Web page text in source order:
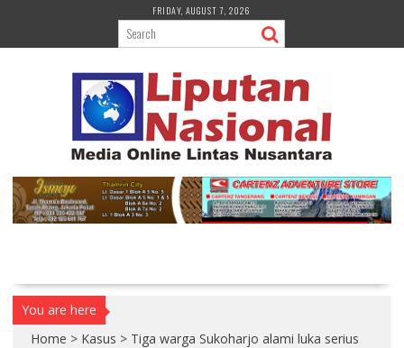
i
FRIDAY, AUGUST 7, 2026
You are here
Home > Kasus > Tiga warga Sukoharjo alami luka serius